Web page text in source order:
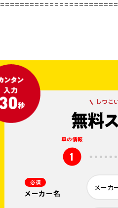
車の情報
1
必須
メーカー名